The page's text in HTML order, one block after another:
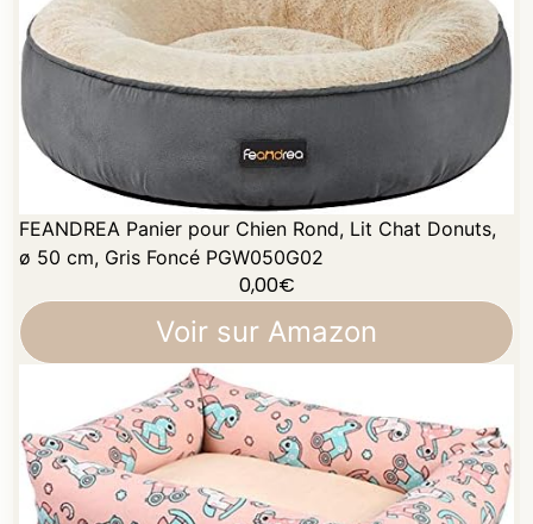
FEANDREA Panier pour Chien Rond, Lit Chat Donuts,
ø 50 cm, Gris Foncé PGW050G02
0,00€
Voir sur Amazon